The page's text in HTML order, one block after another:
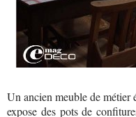
Un ancien meuble de métier
expose des pots de